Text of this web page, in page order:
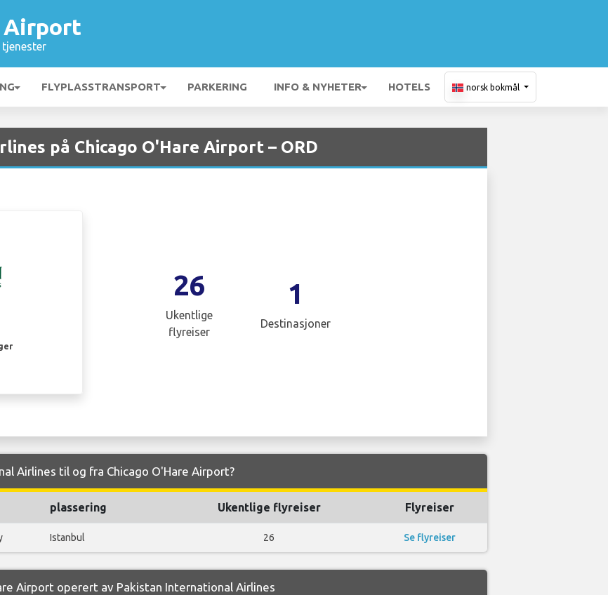
Airport
FLYPLASSTRANSPORT PARKERING INFO & NYHETER HOTELS norsk bokmål
på Chicago O'Hare Airport – ORD
26
Ukentlige
flyreiser
1
Destinasjoner
Airlines til og fra Chicago O'Hare Airport?
plassering Ukentlige flyreiser Flyreiser
Istanbul 26 Se flyreiser
Airport operert av Pakistan International Airlines